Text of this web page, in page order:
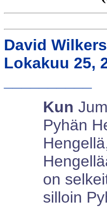
David
Lokakuu 25,
Kun
Pyhän
on
silloin